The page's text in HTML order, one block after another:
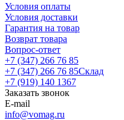
Условия оплаты
Условия доставки
Гарантия на товар
Возврат товара
Вопрос-ответ
+7 (347) 266 76 85
+7 (347) 266 76 85Склад
+7 (919) 140 1367
Заказать звонок
E-mail
info@vomag.ru